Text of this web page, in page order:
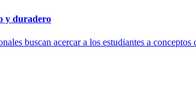
y duradero
buscan acercar a los estudiantes a